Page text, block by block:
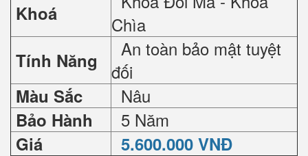
Khoá
Chìa
Tính Năng
An toàn bảo mật tuyệt
đối
Màu Sắc Nâu
Bảo Hành 5 Năm
Giá 5.600.000 VNĐ